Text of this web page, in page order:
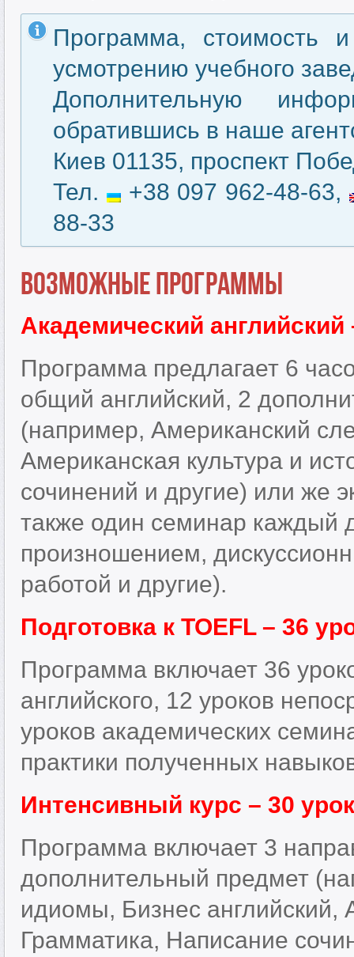
Программа, стоимость
усмотрению учебного
Дополнительную
обратившись в наше
Киев 01135, проспект
Тел.
+38 097 962-48-63,
88-33
Возможные программы
Академический
Программа предлагает 6
общий английский, 2
(например, Американский
Американская культура и
сочинений и другие) или же
также один семинар каждый
произношением,
работой и другие).
Подготовка к TOEFL – 36
Программа включает 36
английского, 12 уроков
уроков академических
практики полученных
Интенсивный курс – 30
Программа включает 3
дополнительный предмет
идиомы, Бизнес английский,
Грамматика, Написание